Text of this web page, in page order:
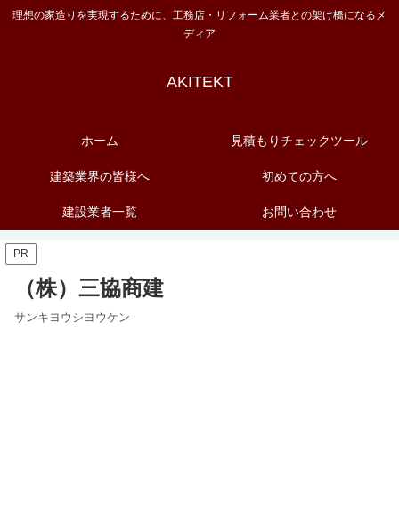
理想の家造りを実現するために、工務店・リフォーム業者との架け橋になるメ
ディア
AKITEKT
ホーム 見積もりチェックツール
建築業界の皆様へ 初めての方へ
建設業者一覧 お問い合わせ
PR
（株）三協商建
サンキヨウシヨウケン